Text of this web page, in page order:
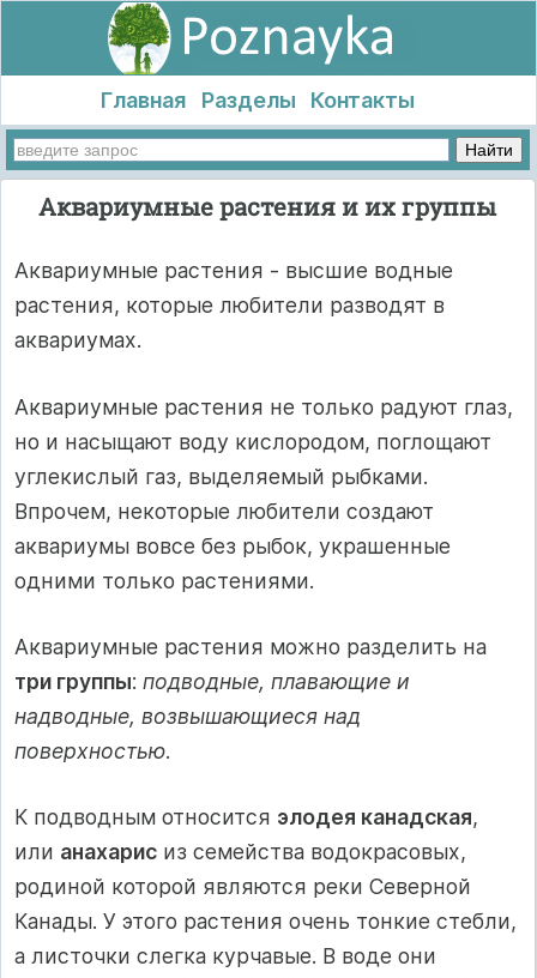
Главная Разделы Контакты
Аквариумные растения и их группы
Аквариумные растения - высшие водные
растения, которые любители разводят в
аквариумах.
Аквариумные растения не только радуют глаз,
но и насыщают воду кислородом, поглощают
углекислый газ, выделяемый рыбками.
Впрочем, некоторые любители создают
аквариумы вовсе без рыбок, украшенные
одними только растениями.
Аквариумные растения можно разделить на
три группы: подводные, плавающие и
надводные, возвышающиеся над
поверхностью.
К подводным относится элодея канадская,
или анахарис из семейства водокрасовых,
родиной которой являются реки Северной
Канады. У этого растения очень тонкие стебли,
а листочки слегка курчавые. В воде они